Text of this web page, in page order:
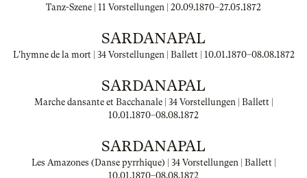
Tanz-Szene | 11 Vorstellungen | 20.09.1870–27.05.1872
SARDANAPAL
L'hymne de la mort | 34 Vorstellungen | Ballett | 10.01.1870–08.08.1872
SARDANAPAL
Marche dansante et Bacchanale | 34 Vorstellungen | Ballett |
10.01.1870–08.08.1872
SARDANAPAL
Les Amazones (Danse pyrrhique) | 34 Vorstellungen | Ballett |
10.01.1870–08.08.1872